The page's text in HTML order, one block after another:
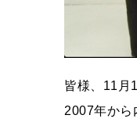
皆様、11月
2007年から